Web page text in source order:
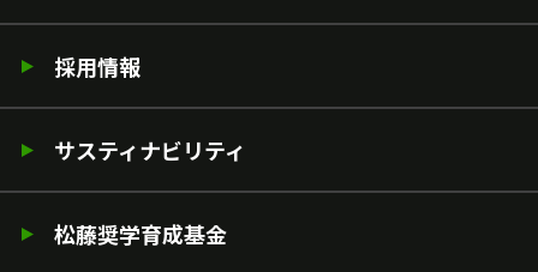
採用情報
サスティナビリティ
松藤奨学育成基金